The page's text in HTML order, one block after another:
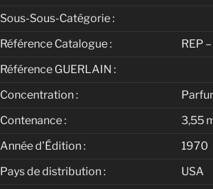
Sous-Sous-Catégorie :
Référence Catalogue :
REP
Référence GUERLAIN :
Concentration :
Contenance :
3,55
Année d’Édition :
1970
Pays de distribution :
USA